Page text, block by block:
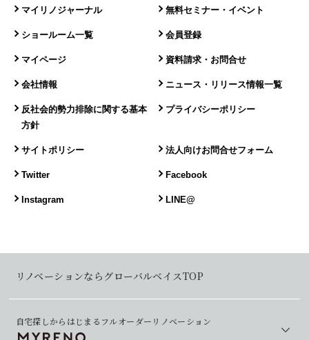
マイリノジャーナル 無料セミナー・イベント
ショールーム一覧 会員登録
マイページ 資料請求・お問合せ
会社情報 ニュース・リリース情報一覧
反社会的勢力排除に関する基本
方針
プライバシーポリシー
サイトポリシー 法人向けお問合せフォーム
Twitter Facebook
Instagram LINE@
リノベーションならグローバルベイスTOP
自宅探しからはじまるフルオーダーリノベーション